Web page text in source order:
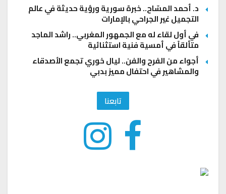
د. أحمد المسّاح.. خبرة سورية ورؤية حديثة في عالم
التجميل غير الجراحي بالإمارات
في أول لقاء له مع الجمهور المغربي.. راشد الماجد
متألقاً في أمسية فنية استثنائية
أجواء من الفرح والفن.. ليال خوري تجمع الأصدقاء
والمشاهير في احتفال مميز بدبي
تابعنا